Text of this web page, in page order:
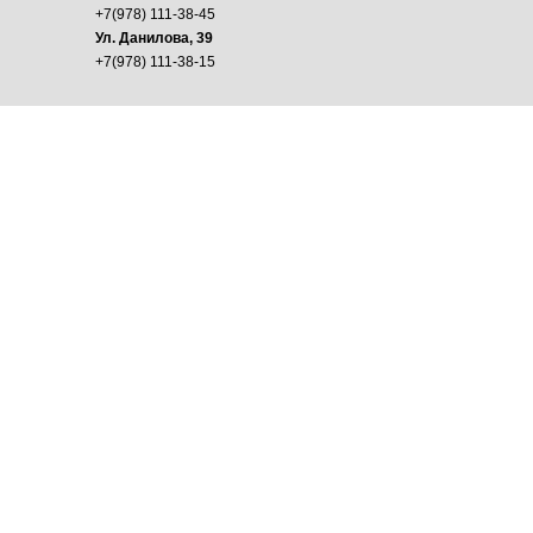
+7(978) 111-38-45
Ул. Данилова, 39
+7(978) 111-38-15